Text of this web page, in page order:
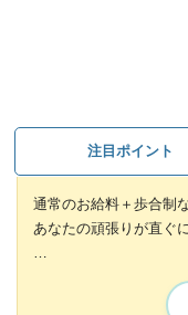
注目ポイント
通常のお給料＋歩合制
あなたの頑張りが直ぐ